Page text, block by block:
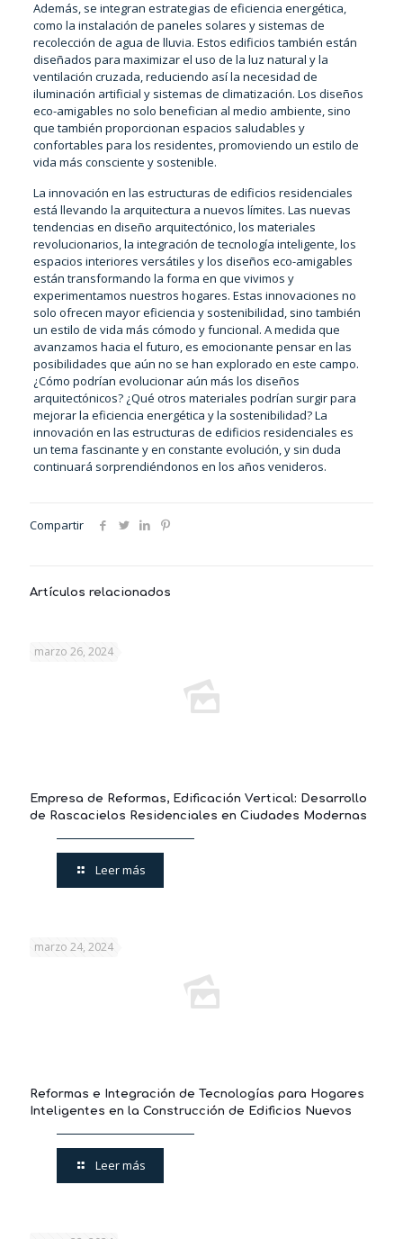
Además, se integran estrategias de eficiencia energética,
como la instalación de paneles solares y sistemas de
recolección de agua de lluvia. Estos edificios también están
diseñados para maximizar el uso de la luz natural y la
ventilación cruzada, reduciendo así la necesidad de
iluminación artificial y sistemas de climatización. Los diseños
eco-amigables no solo benefician al medio ambiente, sino
que también proporcionan espacios saludables y
confortables para los residentes, promoviendo un estilo de
vida más consciente y sostenible.
La innovación en las estructuras de edificios residenciales
está llevando la arquitectura a nuevos límites. Las nuevas
tendencias en diseño arquitectónico, los materiales
revolucionarios, la integración de tecnología inteligente, los
espacios interiores versátiles y los diseños eco-amigables
están transformando la forma en que vivimos y
experimentamos nuestros hogares. Estas innovaciones no
solo ofrecen mayor eficiencia y sostenibilidad, sino también
un estilo de vida más cómodo y funcional. A medida que
avanzamos hacia el futuro, es emocionante pensar en las
posibilidades que aún no se han explorado en este campo.
¿Cómo podrían evolucionar aún más los diseños
arquitectónicos? ¿Qué otros materiales podrían surgir para
mejorar la eficiencia energética y la sostenibilidad? La
innovación en las estructuras de edificios residenciales es
un tema fascinante y en constante evolución, y sin duda
continuará sorprendiéndonos en los años venideros.
Compartir
Artículos relacionados
marzo 26, 2024
Empresa de Reformas, Edificación Vertical: Desarrollo
de Rascacielos Residenciales en Ciudades Modernas
Leer más
marzo 24, 2024
Reformas e Integración de Tecnologías para Hogares
Inteligentes en la Construcción de Edificios Nuevos
Leer más